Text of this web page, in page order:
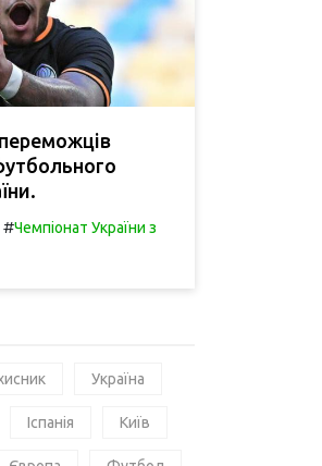
#Чемпіонат України з
Україна
Іспанія Київ